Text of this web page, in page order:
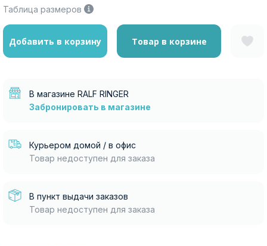
Таблица размеров
Добавить в корзину Товар в корзине
В магазине RALF RINGER
Забронировать в магазине
Курьером домой / в офис
Товар недоступен для заказа
В пункт выдачи заказов
Товар недоступен для заказа